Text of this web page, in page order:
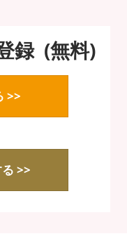
録 (無料)
>>
>>